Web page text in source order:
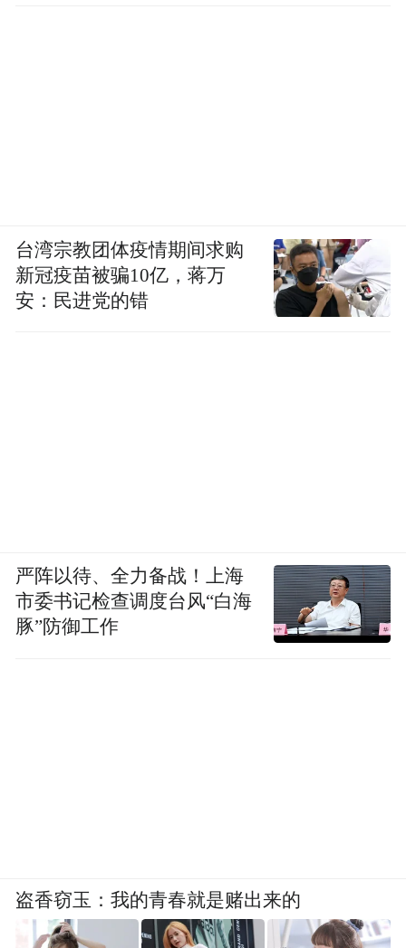
台湾宗教团体疫情期间求购
新冠疫苗被骗10亿，蒋万
安：民进党的错
严阵以待、全力备战！上海
市委书记检查调度台风“白海
豚”防御工作
盗香窃玉：我的青春就是赌出来的